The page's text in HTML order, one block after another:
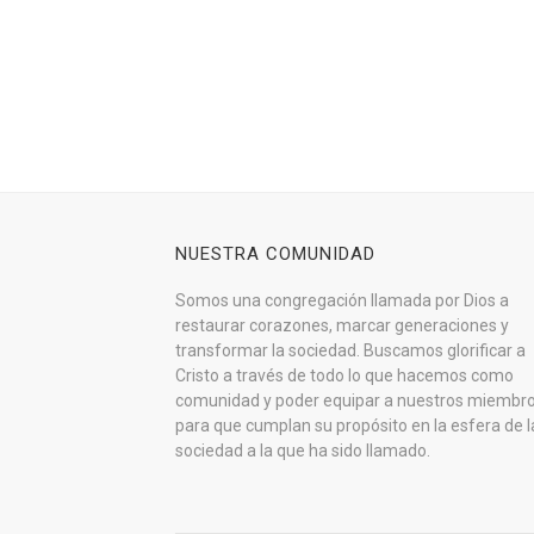
NUESTRA COMUNIDAD
Somos una congregación llamada por Dios a
restaurar corazones, marcar generaciones y
transformar la sociedad. Buscamos glorificar a
Cristo a través de todo lo que hacemos como
comunidad y poder equipar a nuestros
para que cumplan su propósito en la esfera de
sociedad a la que ha sido llamado.